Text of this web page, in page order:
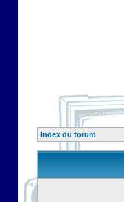
Index du forum